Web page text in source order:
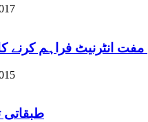
انٹرنیٹ فراہم کرنے
طبقاتی